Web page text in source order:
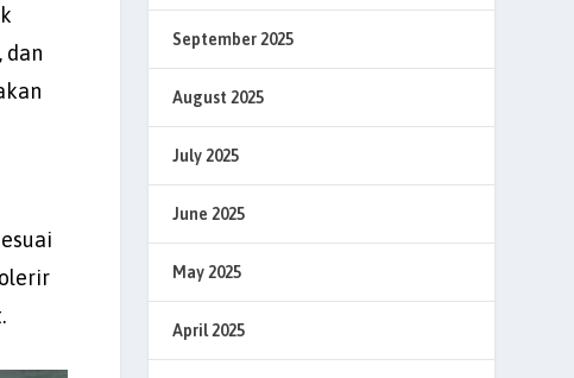
dan
September 2025
August 2025
July 2025
June 2025
May 2025
April 2025